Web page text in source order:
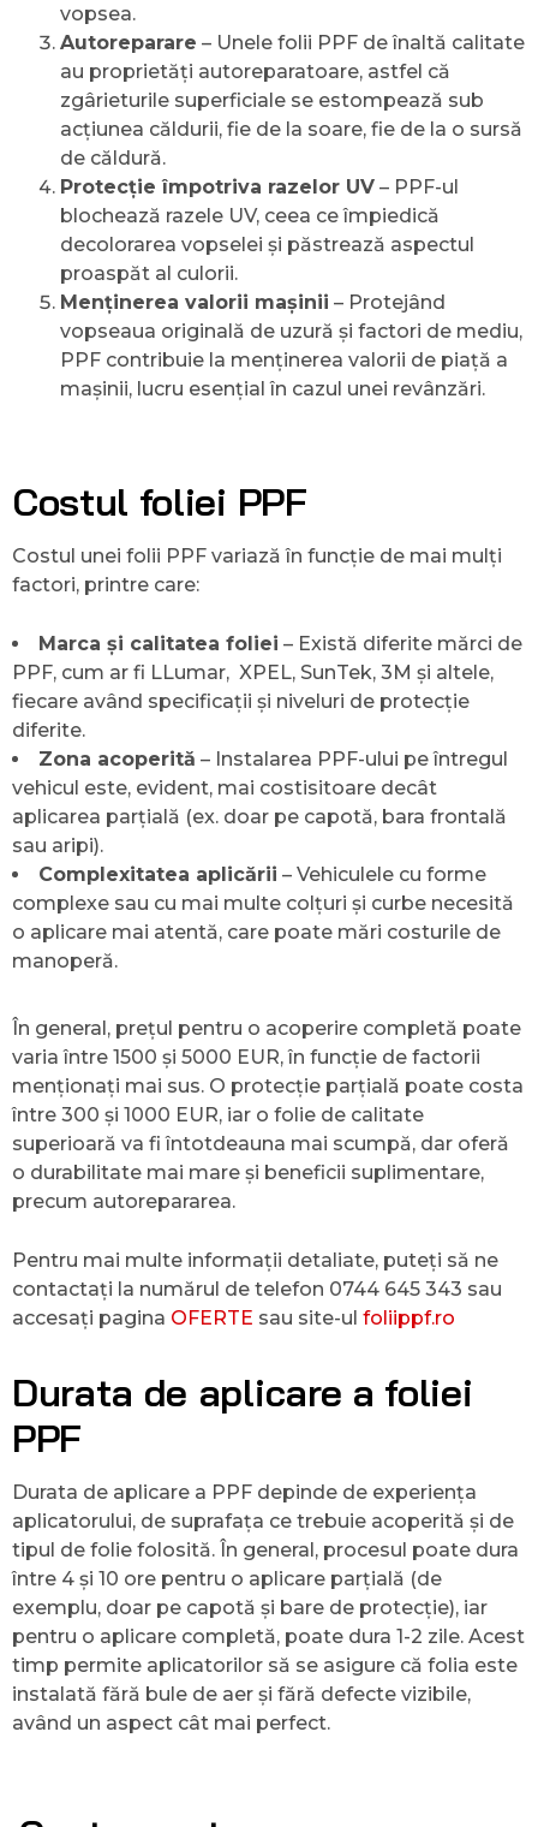
vopsea.
Autoreparare – Unele folii PPF de înaltă calitate
au proprietăți autoreparatoare, astfel că
zgârieturile superficiale se estompează sub
acțiunea căldurii, fie de la soare, fie de la o sursă
de căldură.
Protecție împotriva razelor UV – PPF-ul
blochează razele UV, ceea ce împiedică
decolorarea vopselei și păstrează aspectul
proaspăt al culorii.
Menținerea valorii mașinii – Protejând
vopseaua originală de uzură și factori de mediu,
PPF contribuie la menținerea valorii de piață a
mașinii, lucru esențial în cazul unei revânzări.
Costul foliei PPF
Costul unei folii PPF variază în funcție de mai mulți
factori, printre care:
Marca și calitatea foliei – Există diferite mărci de
PPF, cum ar fi LLumar, XPEL, SunTek, 3M și altele,
fiecare având specificații și niveluri de protecție
diferite.
Zona acoperită – Instalarea PPF-ului pe întregul
vehicul este, evident, mai costisitoare decât
aplicarea parțială (ex. doar pe capotă, bara frontală
sau aripi).
Complexitatea aplicării – Vehiculele cu forme
complexe sau cu mai multe colțuri și curbe necesită
o aplicare mai atentă, care poate mări costurile de
manoperă.
În general, prețul pentru o acoperire completă poate
varia între 1500 și 5000 EUR, în funcție de factorii
menționați mai sus. O protecție parțială poate costa
între 300 și 1000 EUR, iar o folie de calitate
superioară va fi întotdeauna mai scumpă, dar oferă
o durabilitate mai mare și beneficii suplimentare,
precum autorepararea.
Pentru mai multe informații detaliate, puteți să ne
contactați la numărul de telefon 0744 645 343 sau
accesați pagina OFERTE sau site-ul foliippf.ro
Durata de aplicare a foliei
PPF
Durata de aplicare a PPF depinde de experiența
aplicatorului, de suprafața ce trebuie acoperită și de
tipul de folie folosită. În general, procesul poate dura
între 4 și 10 ore pentru o aplicare parțială (de
exemplu, doar pe capotă și bare de protecție), iar
pentru o aplicare completă, poate dura 1-2 zile. Acest
timp permite aplicatorilor să se asigure că folia este
instalată fără bule de aer și fără defecte vizibile,
având un aspect cât mai perfect.